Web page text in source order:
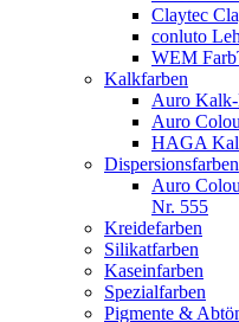
Claytec
conluto
WEM
Kalkfarben
Auro
Auro
HAGA
Dispersionsfarben
Auro
Nr. 555
Kreidefarben
Silikatfarben
Kaseinfarben
Spezialfarben
Pigmente &